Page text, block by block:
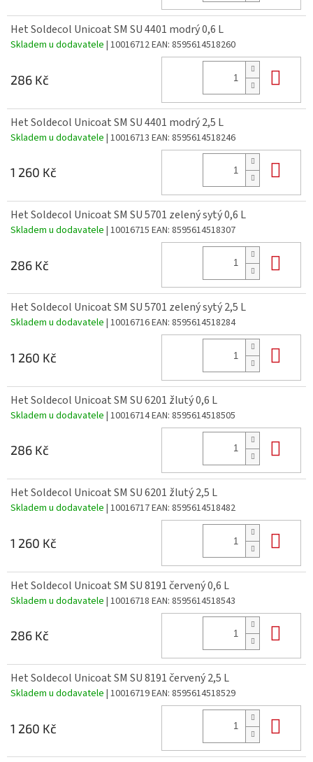
Het Soldecol Unicoat SM SU 4401 modrý 0,6 L
Skladem u dodavatele | 10016712EAN: 8595614518260
286 Kč
Het Soldecol Unicoat SM SU 4401 modrý 2,5 L
Skladem u dodavatele | 10016713 EAN: 8595614518246
1 260 Kč
Het Soldecol Unicoat SM SU 5701 zelený sytý 0,6 L
Skladem u dodavatele | 10016715 EAN: 8595614518307
286 Kč
Het Soldecol Unicoat SM SU 5701 zelený sytý 2,5 L
Skladem u dodavatele | 10016716EAN: 8595614518284
1 260 Kč
Het Soldecol Unicoat SM SU 6201 žlutý 0,6 L
Skladem u dodavatele | 10016714EAN: 8595614518505
286 Kč
Het Soldecol Unicoat SM SU 6201 žlutý 2,5 L
Skladem u dodavatele | 10016717EAN: 8595614518482
1 260 Kč
Het Soldecol Unicoat SM SU 8191 červený 0,6 L
Skladem u dodavatele | 10016718 EAN: 8595614518543
286 Kč
Het Soldecol Unicoat SM SU 8191 červený 2,5 L
Skladem u dodavatele | 10016719EAN: 8595614518529
1 260 Kč